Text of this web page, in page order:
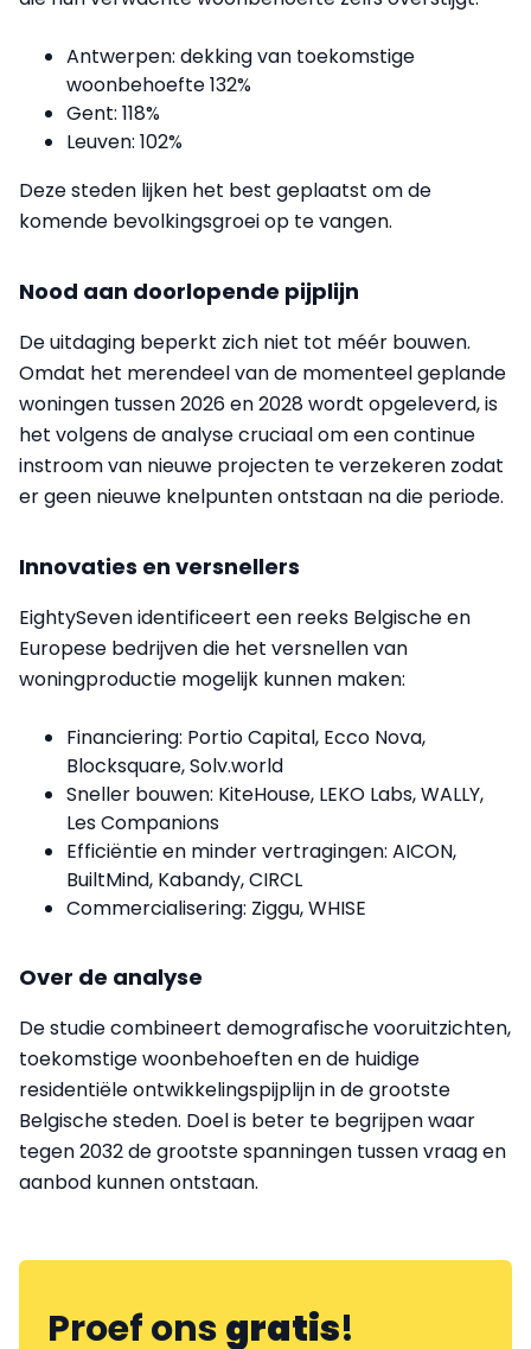
Antwerpen: dekking van toekomstige
woonbehoefte 132%
Gent: 118%
Leuven: 102%
Deze steden lijken het best geplaatst om de
komende bevolkingsgroei op te vangen.
Nood aan doorlopende pijplijn
De uitdaging beperkt zich niet tot méér bouwen.
Omdat het merendeel van de momenteel geplande
woningen tussen 2026 en 2028 wordt opgeleverd, is
het volgens de analyse cruciaal om een continue
instroom van nieuwe projecten te verzekeren zodat
er geen nieuwe knelpunten ontstaan na die periode.
Innovaties en versnellers
EightySeven identificeert een reeks Belgische en
Europese bedrijven die het versnellen van
woningproductie mogelijk kunnen maken:
Financiering: Portio Capital, Ecco Nova,
Blocksquare, Solv.world
Sneller bouwen: KiteHouse, LEKO Labs, WALLY,
Les Companions
Efficiëntie en minder vertragingen: AICON,
BuiltMind, Kabandy, CIRCL
Commercialisering: Ziggu, WHISE
Over de analyse
De studie combineert demografische vooruitzichten,
toekomstige woonbehoeften en de huidige
residentiële ontwikkelingspijplijn in de grootste
Belgische steden. Doel is beter te begrijpen waar
tegen 2032 de grootste spanningen tussen vraag en
aanbod kunnen ontstaan.
Proef onsgratis!